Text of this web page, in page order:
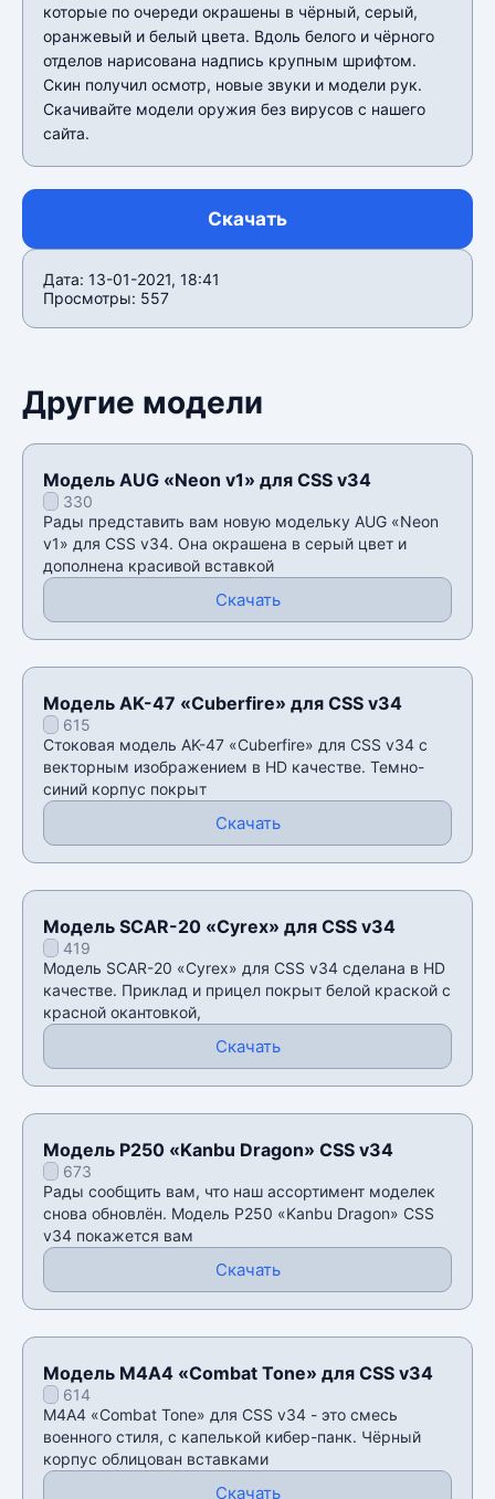
которые по очереди окрашены в чëрный, серый,
оранжевый и белый цвета. Вдоль белого и чëрного
отделов нарисована надпись крупным шрифтом.
Скин получил осмотр, новые звуки и модели рук.
Скачивайте модели оружия без вирусов с нашего
сайта.
Скачать
Дата: 13-01-2021, 18:41
Просмотры: 557
Другие модели
Модель AUG «Neon v1» для CSS v34
330
Рады представить вам новую модельку AUG «Neon
v1» для CSS v34. Она окрашена в серый цвет и
дополнена красивой вставкой
Скачать
Модель AK-47 «Cuberfire» для CSS v34
615
Стоковая модель AK-47 «Cuberfire» для CSS v34 с
векторным изображением в HD качестве. Темно-
синий корпус покрыт
Скачать
Модель SCAR-20 «Сyrex» для CSS v34
419
Модель SCAR-20 «Сyrex» для CSS v34 сделана в HD
качестве. Приклад и прицел покрыт белой краской с
красной окантовкой,
Скачать
Модель P250 «Kanbu Dragon» CSS v34
673
Рады сообщить вам, что наш ассортимент моделек
снова обновлён. Модель P250 «Kanbu Dragon» CSS
v34 покажется вам
Скачать
Модель М4А4 «Combat Tone» для CSS v34
614
М4А4 «Combat Tone» для CSS v34 - это смесь
военного стиля, с капелькой кибер-панк. Чёрный
корпус облицован вставками
Скачать